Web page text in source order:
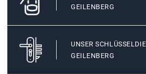
GEILENBERG
UNSER
GEILENBERG